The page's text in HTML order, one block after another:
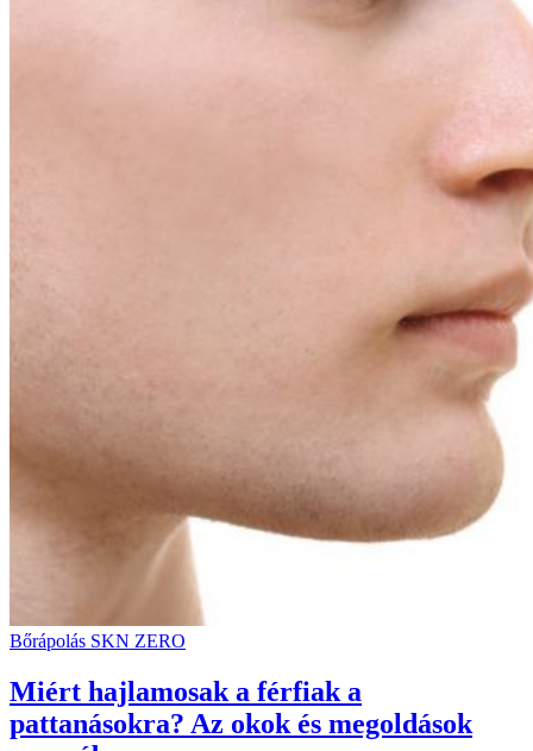
Bőrápolás SKN ZERO
Miért hajlamosak a férfiak a
pattanásokra? Az okok és megoldások